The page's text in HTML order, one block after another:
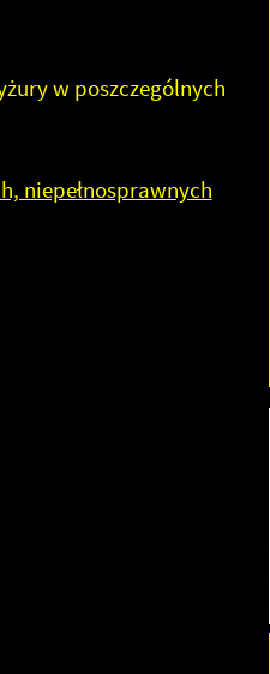
w poszczególnych
niepełnosprawnych